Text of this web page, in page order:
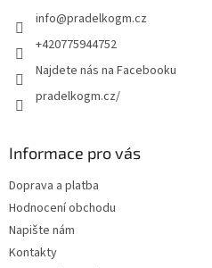
info@pradelkogm.cz
+420775944752
Najdete nás na Facebooku
pradelkogm.cz/
Informace pro vás
Doprava a platba
Hodnocení obchodu
Napište nám
Kontakty